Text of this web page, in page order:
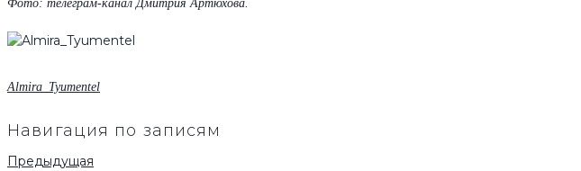
Фото: телеграм-канал Дмитрия Артюхова.
Almira_Tyumentel
Навигация по записям
Предыдущая